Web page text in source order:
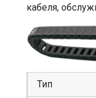
кабеля,
Тип